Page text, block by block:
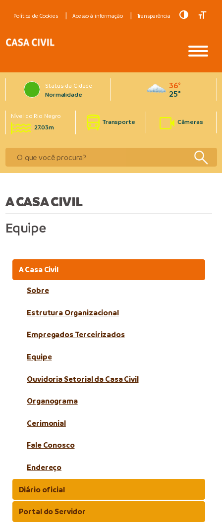
Política de Cookies Acesso à informação Transparência Toggle
Status da Cidade
Normalidade
36°
25°
Nível do Rio Negro
27.03m
Transporte Câmeras
A CASA CIVIL
Equipe
A Casa Civil
Sobre
Estrutura Organizacional
Empregados Terceirizados
Equipe
Ouvidoria Setorial da Casa Civil
Organograma
Cerimonial
Fale Conosco
Endereço
Diário oficial
Portal do Servidor